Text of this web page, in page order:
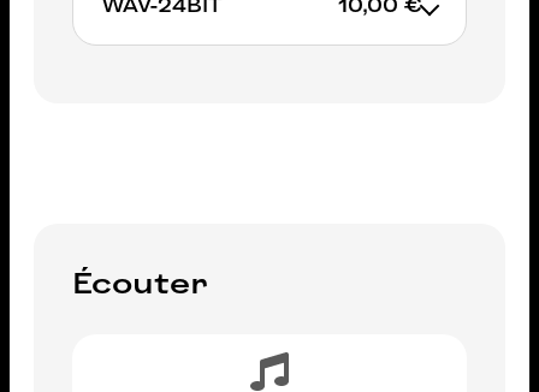
immédiatement
• Découvrez l’album en intégralité en
AJOUTER AU PANIER
WAV-24BIT 10,00 €
Écouter